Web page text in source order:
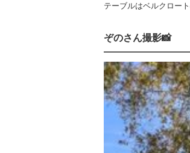
テーブルはベルクロー
ぞのさん撮影📸